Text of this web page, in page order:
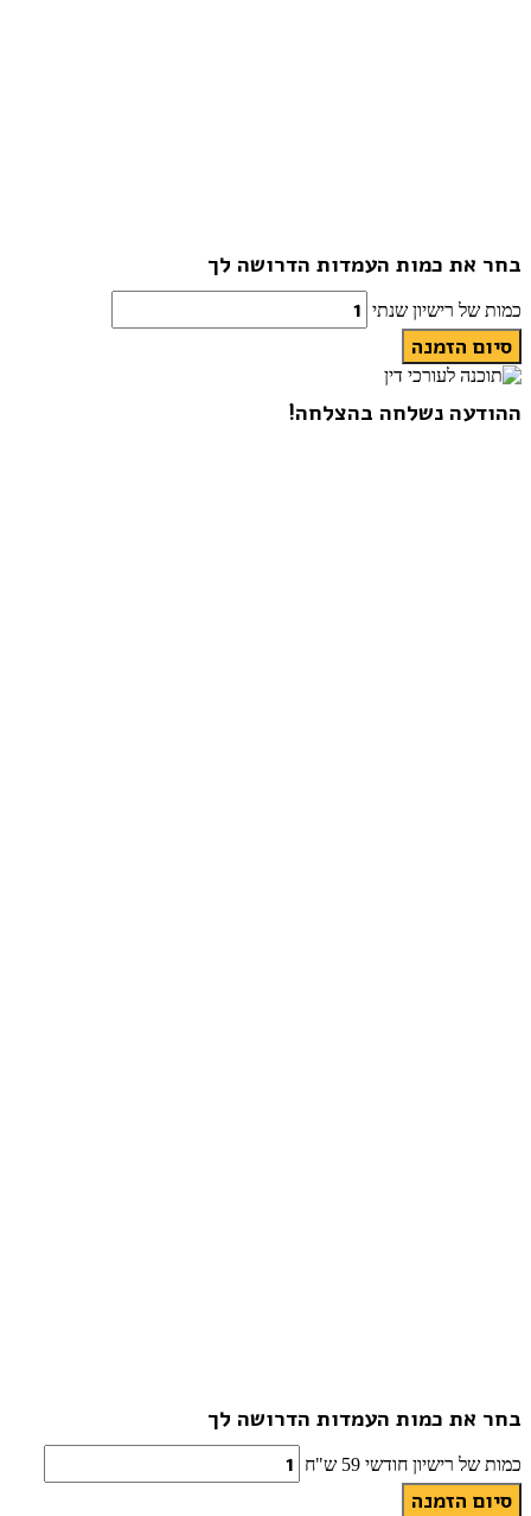
בחר את כמות העמדות הדרושה לך
כמות של רישיון שנתי
סיום הזמנה
ההודעה נשלחה בהצלחה!
בחר את כמות העמדות הדרושה לך
כמות של רישיון חודשי 59 ש"ח
סיום הזמנה